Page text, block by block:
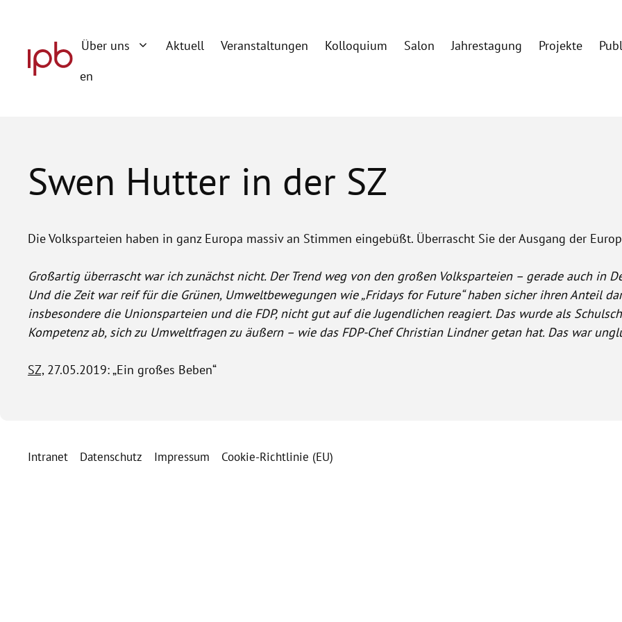
springen
Über uns Aktuell Veranstaltungen Kolloquium Salon Jahrestagung Projekte
en
Swen Hutter in der SZ
Die Volksparteien haben in ganz Europa massiv an Stimmen eingebüßt. Überrascht Sie der Ausgang der
Großartig überrascht war ich zunächst nicht. Der Trend weg von den großen Volksparteien – gerade auch in
Und die Zeit war reif für die Grünen, Umweltbewegungen wie „Fridays for Future“ haben sicher ihren Anteil
insbesondere die Unionsparteien und die FDP, nicht gut auf die Jugendlichen reagiert. Das wurde als
Kompetenz ab, sich zu Umweltfragen zu äußern – wie das FDP-Chef Christian Lindner getan hat. Das war
SZ,27.05.2019: „Ein großes Beben“
Intranet Datenschutz Impressum Cookie-Richtlinie (EU)